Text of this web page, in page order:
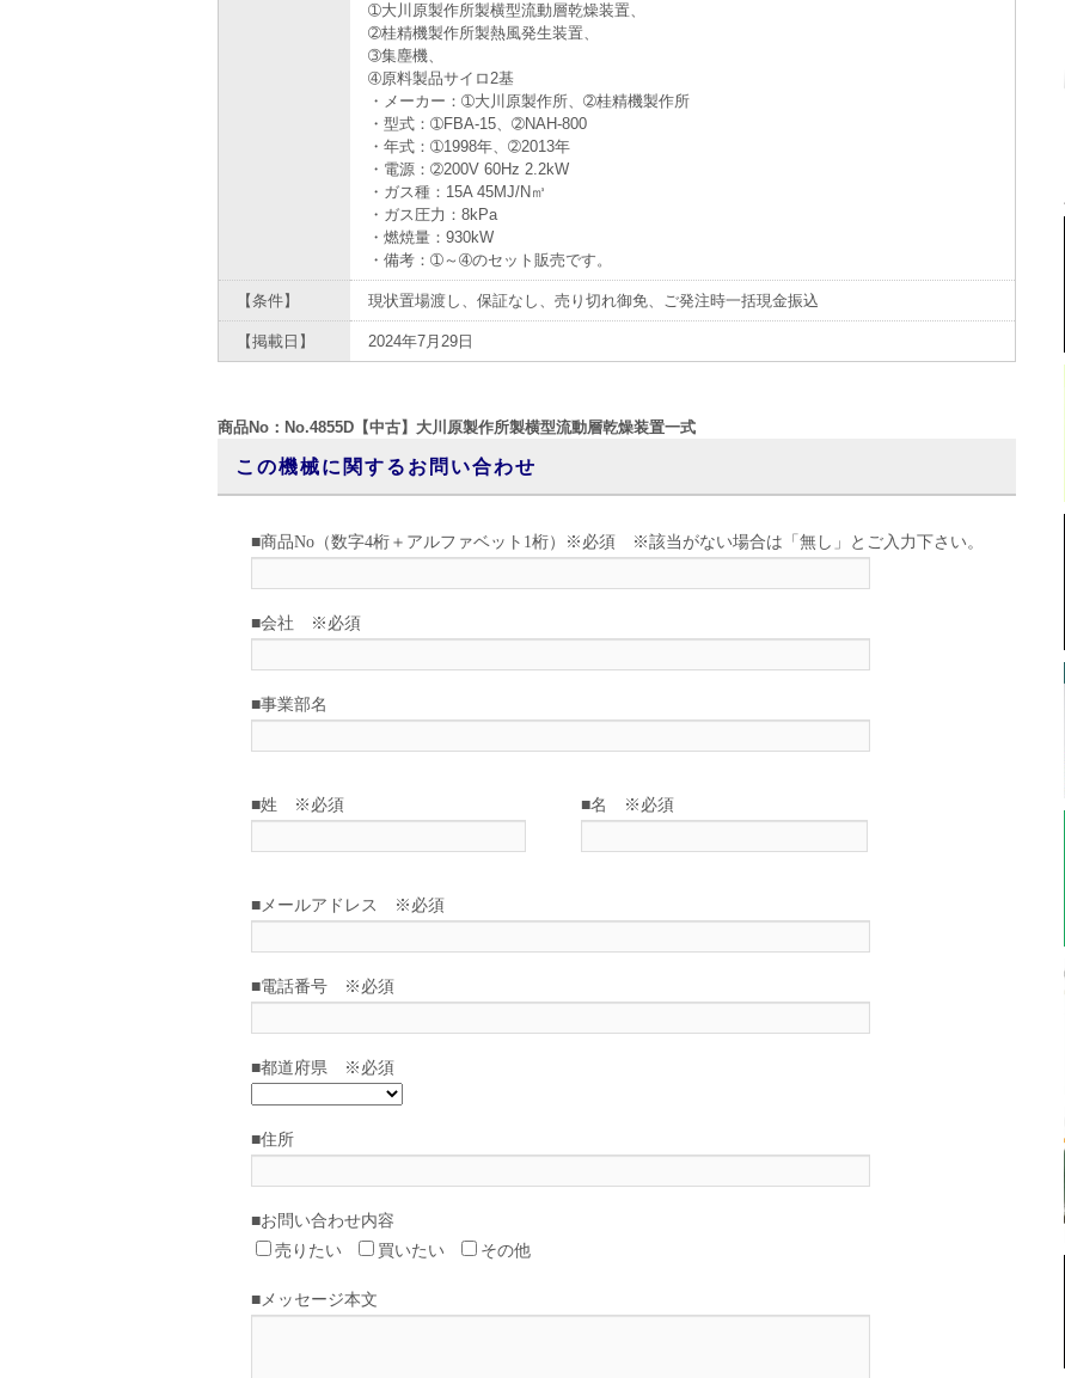
➀大川原製作所製横型流動層乾燥装置、
➁桂精機製作所製熱風発生装置、
➂集塵機、
➃原料製品サイロ2基
・メーカー：➀大川原製作所、➁桂精機製作所
・型式：➀FBA-15、➁NAH-800
・年式：➀1998年、➁2013年
・電源：➁200V 60Hz 2.2kW
・ガス種：15A 45MJ/N㎥
・ガス圧力：8kPa
・燃焼量：930kW
・備考：➀～➃のセット販売です。
【条件】 現状置場渡し、保証なし、売り切れ御免、ご発注時一括現金振込
【掲載日】 2024年7月29日
商品No：No.4855D【中古】大川原製作所製横型流動層乾燥装置一式
この機械に関するお問い合わせ